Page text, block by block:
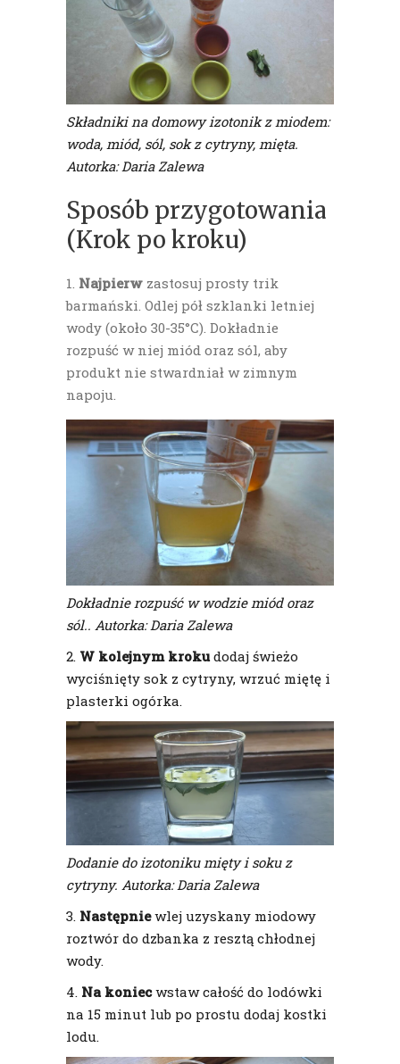
Składniki na domowy izotonik z miodem:
woda, miód, sól, sok z cytryny, mięta.
Autorka: Daria Zalewa
Sposób przygotowania
(Krok po kroku)
Najpierw zastosuj prosty trik
barmański. Odlej pół szklanki letniej
wody (około 30-35°C). Dokładnie
rozpuść w niej miód oraz sól, aby
produkt nie stwardniał w zimnym
napoju.
Dokładnie rozpuść w wodzie miód oraz
sól.. Autorka: Daria Zalewa
2. W kolejnym kroku dodaj świeżo
wyciśnięty sok z cytryny, wrzuć miętę i
plasterki ogórka.
Dodanie do izotoniku mięty i soku z
cytryny. Autorka: Daria Zalewa
3. Następniewlej uzyskany miodowy
roztwór do dzbanka z resztą chłodnej
wody.
4. Na koniecwstaw całość do lodówki
na 15 minut lub po prostu dodaj kostki
lodu.